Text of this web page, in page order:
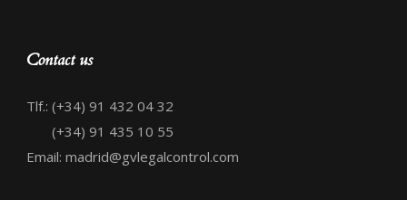
Contact us
Tlf.: (+34) 91 432 04 32
(+34) 91 435 10 55
Email: madrid@gvlegalcontrol.com